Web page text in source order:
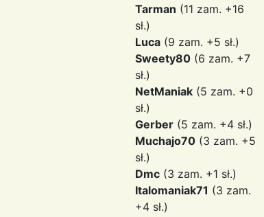
Tarman (11 zam. +16
sł.)
Luca (9 zam. +5 sł.)
Sweety80 (6 zam. +7
sł.)
NetManiak (5 zam. +0
sł.)
Gerber (5 zam. +4 sł.)
Muchajo70 (3 zam. +5
sł.)
Dmc (3 zam. +1 sł.)
Italomaniak71 (3 zam.
+4 sł.)